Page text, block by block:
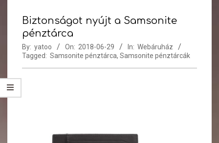
Biztonságot nyújt a Samsonite
pénztárca
By: yatoo On: 2018-06-29 In: Webáruház
Tagged: Samsonite pénztárca, Samsonite pénztárcák